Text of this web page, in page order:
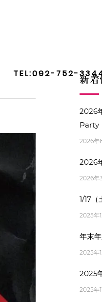
TEL:092-752-新着
2026
Party
2026年
2026
2026年
1/17
2025年
年末
2025年
2025
2025年